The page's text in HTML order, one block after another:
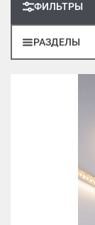
РАЗДЕЛЫ
ФИЛЬТРЫ